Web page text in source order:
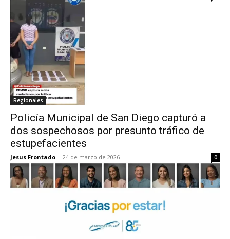
Regionales
Policía Municipal de San Diego capturó a
dos sospechosos por presunto tráfico de
estupefacientes
Jesus Frontado - 24 de marzo de 2026 0